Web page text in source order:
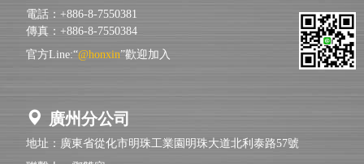
電話：+886-8-7550381
傳真：+886-8-7550384
官方Line:“@honxin”歡迎加入
廣州分公司
地址：廣東省從化市明珠工業園明珠大道北利泰路57號